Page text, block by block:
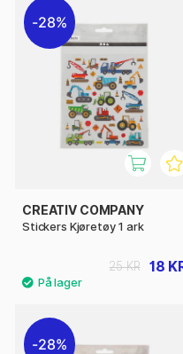
28%
CREATIV COMPANY
Stickers Kjøretøy 1 ark
18
25 KR
28%